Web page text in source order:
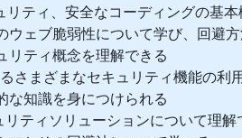
リティ、安全なコーディングの基
ェブ脆弱性について学び、回避
リティ概念を理解できる
さまざまなセキュリティ機能の利
な知識を身につけられる
ティソリューションについて理解